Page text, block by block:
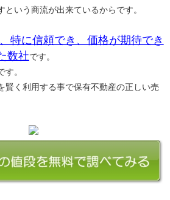
という商流が出来ているからです。
特に信頼でき、価格が期待でき
数社です。
。
賢く利用する事で保有不動産の正しい売